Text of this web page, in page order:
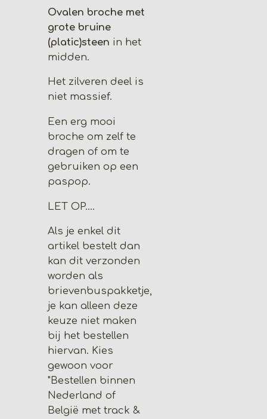
Ovalen broche met
grote bruine
(platic)steen in het
midden.
Het zilveren deel is
niet massief.
Een erg mooi
broche om zelf te
dragen of om te
gebruiken op een
paspop.
LET OP....
Als je enkel dit
artikel bestelt dan
kan dit verzonden
worden als
brievenbuspakketje,
je kan alleen deze
keuze niet maken
bij het bestellen
hiervan. Kies
gewoon voor
"Bestellen binnen
Nederland of
België met track &